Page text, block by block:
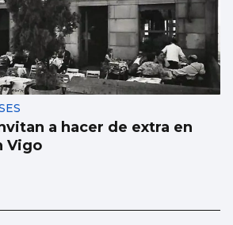
a hacer de extra en
Vigo